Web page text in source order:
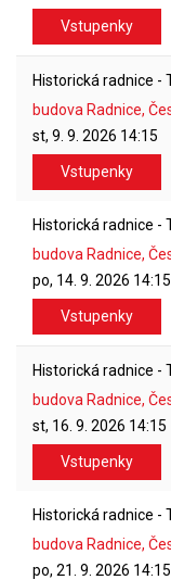
Vstupenky
Historická radnice -
budova Radnice,
st, 9. 9. 2026 14:15
Vstupenky
Historická radnice -
budova Radnice,
po, 14. 9. 2026 14:15
Vstupenky
Historická radnice -
budova Radnice,
st, 16. 9. 2026 14:15
Vstupenky
Historická radnice -
budova Radnice,
po, 21. 9. 2026 14:15